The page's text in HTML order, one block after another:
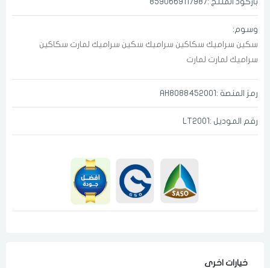
وسوم:
سكين سراميك سكاكين سراميك سكين سراميك لمارت سكاكين
سراميك لمارت لمارت
رمز المنصة :AH8088452001
رقم الموديل :LT2001
خيارات اخرى
الدخول
اختر المدينة
اختر المدينة